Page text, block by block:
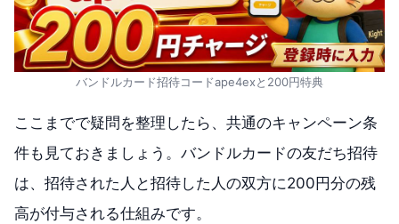
バンドルカード招待コードape4exと200円特典
ここまでで疑問を整理したら、共通のキャンペーン条
件も見ておきましょう。バンドルカードの友だち招待
は、招待された人と招待した人の双方に200円分の残
高が付与される仕組みです。